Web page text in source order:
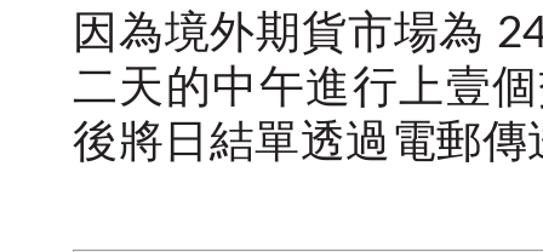
因為境外期貨市場為
二天的中午進行上壹
後將日結單透過電郵